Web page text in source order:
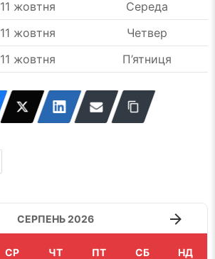
11 жовтня
Середа
11 жовтня
Четвер
11 жовтня П’ятниця
СЕРПЕНЬ 2026
СР ЧТ ПТ СБ НД